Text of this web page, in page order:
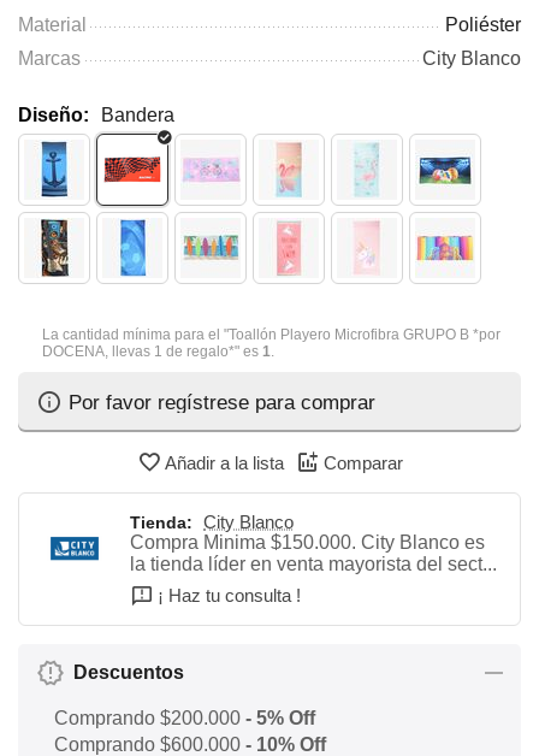
Material
Poliéster
Marcas
City Blanco
Diseño: Bandera
La cantidad mínima para el "Toallón Playero Microfibra GRUPO B *por
DOCENA, llevas 1 de regalo*" es 1.
Por favor regístrese para comprar
Añadir a la lista Comparar
Tienda:
City Blanco
Compra Minima $150.000. City Blanco es
la tienda líder en venta mayorista del sect...
¡ Haz tu consulta !
Descuentos
Comprando $200.000 - 5% Off
Comprando $600.000 - 10% Off